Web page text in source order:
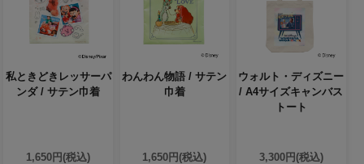
私ときどきレッサーパ
ンダ / サテン巾着
1,650円(税込)
わんわん物語 / サテン
巾着
1,650円(税込)
ウォルト・ディズニー
/ A4サイズキャンバス
トート
3,300円(税込)